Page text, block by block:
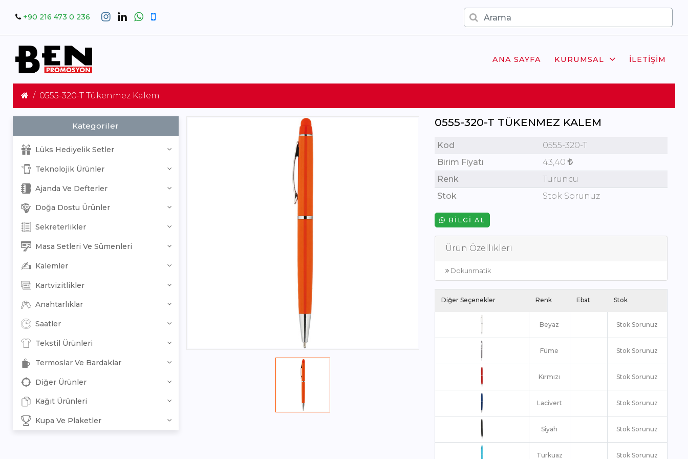
+90 216 473 0 236
ANA SAYFA KURUMSAL İLETIŞIM
0555-320-T Tükenmez Kalem
Kategoriler
Lüks Hediyelik Setler
Teknolojik Ürünler
Ajanda Ve Defterler
Doğa Dostu Ürünler
Sekreterlikler
Masa Setleri Ve Sümenleri
Kalemler
Kartvizitlikler
Anahtarlıklar
Saatler
Tekstil Ürünleri
Termoslar Ve Bardaklar
Diğer Ürünler
Kağıt Ürünleri
Kupa Ve Plaketler
0555-320-T TÜKENMEZ KALEM
Kod
0555-320-T
Birim Fiyatı
43,40
Renk
Turuncu
Stok
Stok Sorunuz
BILGI AL
Ürün Özellikleri
Dokunmatik
Diğer Seçenekler Renk Ebat Stok
Beyaz Stok Sorunuz
Füme Stok Sorunuz
Kırmızı Stok Sorunuz
Lacivert Stok Sorunuz
Siyah Stok Sorunuz
Turkuaz Stok Sorunuz